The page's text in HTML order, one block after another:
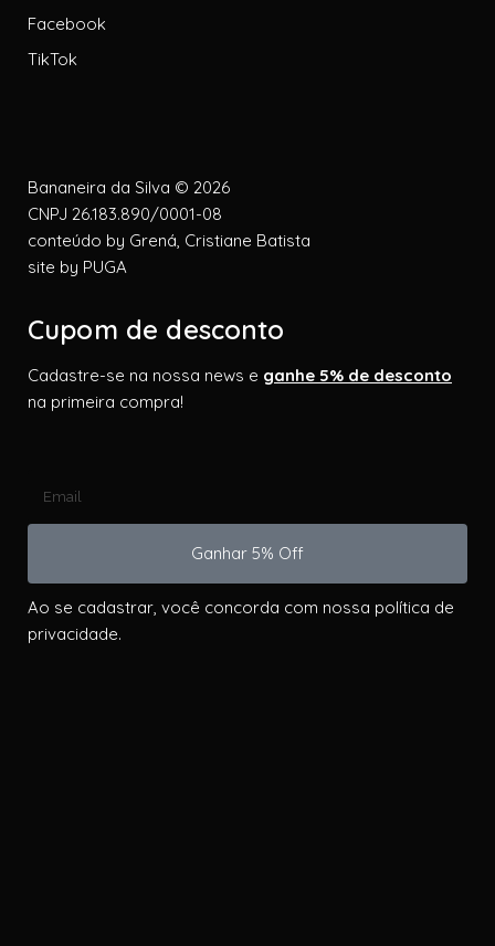
Facebook
TikTok
Bananeira da Silva © 2026
CNPJ 26.183.890/0001-08
conteúdo by Grená, Cristiane Batista
site by PUGA
Cupom de desconto
Cadastre-se na nossa news e ganhe 5% de desconto
na primeira compra!
Ganhar 5% Off
Ao se cadastrar, você concorda com nossa política de
privacidade.